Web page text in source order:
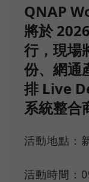
QNAP
將於
行，現場
份、網通
排 Live
系統整合
活動地點：
活動時間：